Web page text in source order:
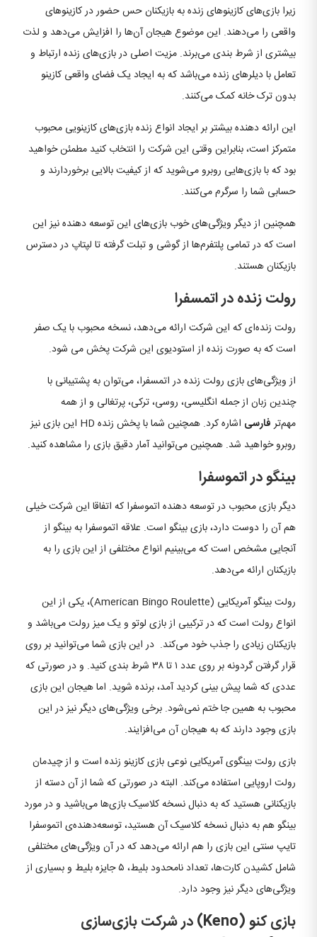
زیرا بازی‌های کازینوهای زنده به بازیکنان حس حضور در کازینوهای
واقعی را می‌دهند. این موضوع هیجان آن‌ها را افزایش می‌دهد و لذت
بیشتری از شرط بندی می‌برند. مزیت اصلی در بازی‌های زنده ارتباط و
تعامل با دیلرهای زنده می‌باشد که به ایجاد یک فضای واقعی کازینو
بدون ترک خانه کمک می‌کنند.
این ارائه دهنده بیشتر بر ایجاد انواع زنده بازی‌های کازینویی محبوب
متمرکز است، بنابراین وقتی این شرکت را انتخاب کنید مطمئن خواهید
بود که با بازی‌هایی روبرو می‌شوید که از کیفیت بالایی برخوردارند و
حسابی شما را سرگرم می‌کنند.
همچنین از دیگر ویژگی‌های خوب بازی‌های این توسعه دهنده نیز این
است که در تمامی پلتفرم‌ها از گوشی و تبلت گرفته تا لپتاپ در دسترس
بازیکنان هستند.
رولت زنده در اتمسفرا
رولت زنده‌ای که این شرکت ارائه می‌دهد، نسخه محبوب با یک صفر
است که به صورت زنده از استودیوی این شرکت پخش می شود.
از ویژگی‌های بازی رولت زنده در اتمسفرا، می‌توان به پشتیبانی با
چندین زبان از جمله انگلیسی، روسی، ترکی، پرتغالی و از همه
مهم‌ترفارسی
اشاره کرد. همچنین شما با پخش زنده HD این بازی نیز
روبرو خواهید شد. همچنین می‌توانید آمار دقیق بازی را مشاهده کنید.
بینگو در اتموسفرا
دیگر بازی محبوب در توسعه دهنده اتموسفرا که اتفاقا این شرکت خیلی
هم آن را دوست دارد، بازی بینگو است. علاقه اتموسفرا به بینگو از
آنجایی مشخص است که می‌بینیم انواع مختلفی از این بازی را به
بازیکنان ارائه می‌دهد.
رولت بینگو آمریکایی (American Bingo Roulette)، یکی از این
انواع رولت است که در ترکیبی از بازی لوتو و یک میز رولت می‌باشد و
بازیکنان زیادی را جذب خود می‌کند. در این بازی شما می‌توانید بر روی
قرار گرفتن گردونه بر روی عدد ۱ تا ۳۸ شرط بندی کنید. و در صورتی که
عددی که شما پیش بینی کردید آمد، برنده شوید. اما هیجان این بازی
محبوب به همین جا ختم نمی‌شود. برخی ویژگی‌های دیگر نیز در این
بازی وجود دارند که به هیجان آن می‌افزایند.
بازی رولت بینگوی آمریکایی نوعی بازی کازینو زنده است و از چیدمان
رولت اروپایی استفاده می‌کند. البته در صورتی که شما از آن دسته از
بازیکنانی هستید که به دنبال نسخه کلاسیک بازی‌ها می‌باشید و در مورد
بینگو هم به دنبال نسخه کلاسیک آن هستید، توسعه‌دهنده‌ی اتموسفرا
تایپ سنتی این بازی را هم ارائه می‌دهد که در آن ویژگی‌های مختلفی
شامل کشیدن کارت‌ها، تعداد نامحدود بلیط، ۵ جایزه بلیط و بسیاری از
ویژگی‌های دیگر نیز وجود دارد.
بازی کنو (Keno) در شرکت بازی‌سازی